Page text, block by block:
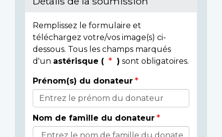
Remplissez le formulaire et
téléchargez votre/vos image(s) ci-
dessous. Tous les champs marqués
d'un astérisque ( ) sont obligatoires.
Détails
du
donateur
Prénom(s) du donateur
Nom de famille du donateur